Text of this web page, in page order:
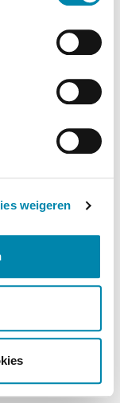
weigeren